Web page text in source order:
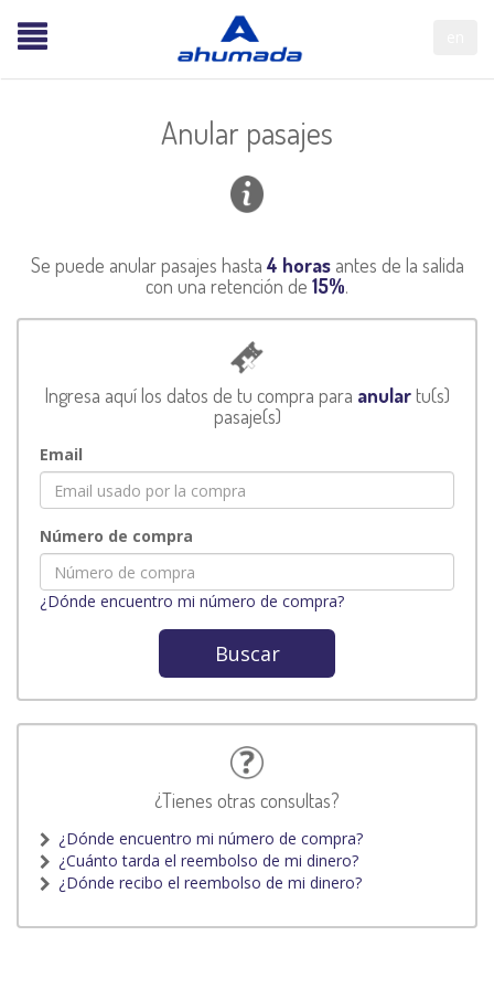
Anular pasajes
Se puede anular pasajes hasta 4 horasantes de la salida
con una retención de 15%.
Ingresa aquí los datos de tu compra para anulartu(s)
pasaje(s)
Email
Número de compra
¿Dónde encuentro mi número de compra?
Buscar
¿Tienes otras consultas?
¿Dónde encuentro mi número de compra?
¿Cuánto tarda el reembolso de mi dinero?
¿Dónde recibo el reembolso de mi dinero?